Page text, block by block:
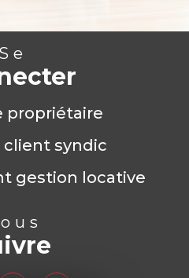
Se
propriétaire
client syndic
gestion locative